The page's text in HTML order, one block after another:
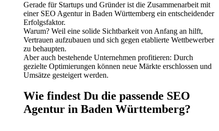
Gerade für Startups und Gründer ist die Zusammenarbeit mit
einer SEO Agentur in Baden Württemberg ein entscheidender
Erfolgsfaktor.
Warum? Weil eine solide Sichtbarkeit von Anfang an hilft,
Vertrauen aufzubauen und sich gegen etablierte Wettbewerber
zu behaupten.
Aber auch bestehende Unternehmen profitieren: Durch
gezielte Optimierungen können neue Märkte erschlossen und
Umsätze gesteigert werden.
Wie findest Du die passende SEO
Agentur in Baden Württemberg?